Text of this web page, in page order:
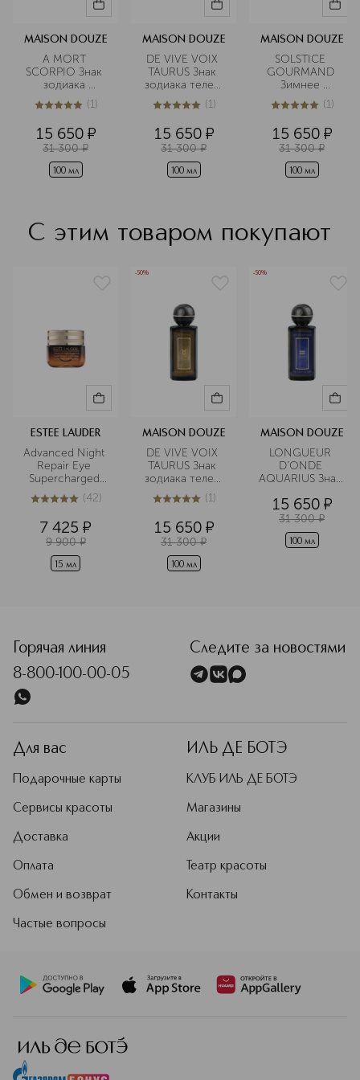
MAISON DOUZE
A MORT
SCORPIO Знак
зодиака
скорпион
Парфюмерная
5из 51 (1)
15 650 ¤
31 300 ¤
100 мл
MAISON DOUZE
DE VIVE VOIX
TAURUS Знак
зодиака телец
Парфюмерная
вода
5из 51 (1)
15 650 ¤
31 300 ¤
100 мл
MAISON DOUZE
SOLSTICE
GOURMAND
Зимнее
солнцестояние
Парфюмерная
5из 51 (1)
15 650 ¤
31 300 ¤
100 мл
С этим товаром покупают
ESTEE LAUDER
Advanced Night
Repair Eye
Supercharged
Gel-Crème
Synchronized
Мультифункциональный
восстанавливающий
гель-крем для
5из 542 (42)
7 425 ¤
9 900 ¤
15 мл
-50%
MAISON DOUZE
DE VIVE VOIX
TAURUS Знак
зодиака телец
Парфюмерная
вода
5из 51 (1)
15 650 ¤
31 300 ¤
100 мл
-50%
MAISON DOUZE
LONGUEUR
D'ONDE
AQUARIUS Знак
водолей
Парфюмерная
вода
15 650 ¤
31 300 ¤
100 мл
Горячая линия
8-800-100-00-05
Следите за новостями
Для вас
Подарочные карты
Сервисы красоты
Доставка
Оплата
Обмен и возврат
Частые вопросы
ИЛЬ ДЕ БОТЭ
КЛУБ ИЛЬ ДЕ БОТЭ
Магазины
Акции
Театр красоты
Контакты